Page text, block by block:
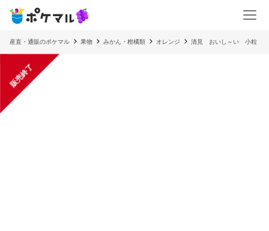
産直・通販のポケマル 果物 みかん・柑橘類 オレンジ 清見 おいし～い 小粒
販売終了